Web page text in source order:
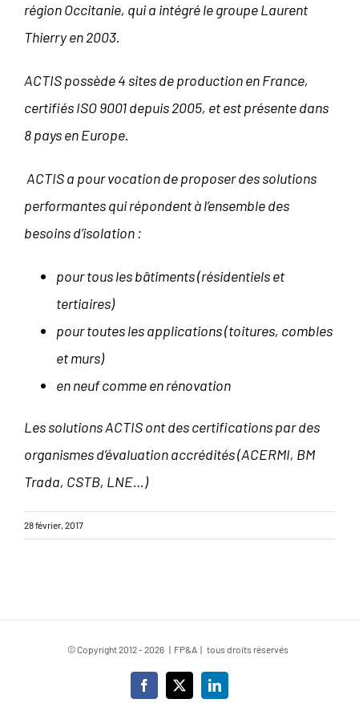
région Occitanie, qui a intégré le groupe Laurent
Thierry en 2003.
ACTIS possède 4 sites de production en France,
certifiés ISO 9001 depuis 2005, et est présente dans
8 pays en Europe.
ACTIS a pour vocation de proposer des solutions
performantes qui répondent à l’ensemble des
besoins d’isolation :
pour tous les bâtiments (résidentiels et
tertiaires)
pour toutes les applications (toitures, combles
et murs)
en neuf comme en rénovation
Les solutions ACTIS ont des certifications par des
organismes d’évaluation accrédités (ACERMI, BM
Trada, CSTB, LNE…)
28 février, 2017
© Copyright 2012 -2026 | FP&A | tous droits réservés
Facebook
X LinkedIn